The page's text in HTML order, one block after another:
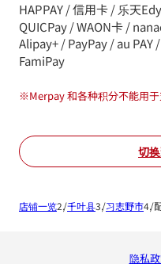
HAPPAY / 信用卡 / 乐天
QUICPay / WAON卡 /
Alipay+ / PayPay / au
FamiPay
※Merpay 和各种积分不能用于
切
店铺一览 千叶县 习志野市
隐私